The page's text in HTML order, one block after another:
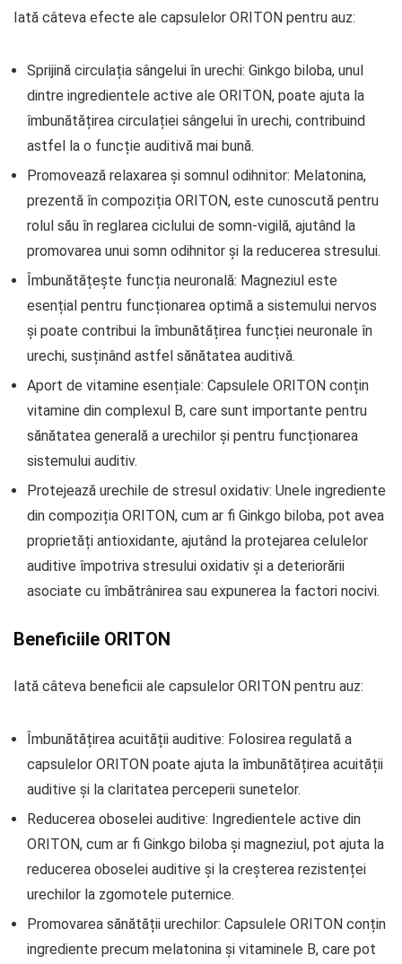
Iată câteva efecte ale capsulelor ORITON pentru auz:
Sprijină circulația sângelui în urechi: Ginkgo biloba, unul
dintre ingredientele active ale ORITON, poate ajuta la
îmbunătățirea circulației sângelui în urechi, contribuind
astfel la o funcție auditivă mai bună.
Promovează relaxarea și somnul odihnitor: Melatonina,
prezentă în compoziția ORITON, este cunoscută pentru
rolul său în reglarea ciclului de somn-vigilă, ajutând la
promovarea unui somn odihnitor și la reducerea stresului.
Îmbunătățește funcția neuronală: Magneziul este
esențial pentru funcționarea optimă a sistemului nervos
și poate contribui la îmbunătățirea funcției neuronale în
urechi, susținând astfel sănătatea auditivă.
Aport de vitamine esențiale: Capsulele ORITON conțin
vitamine din complexul B, care sunt importante pentru
sănătatea generală a urechilor și pentru funcționarea
sistemului auditiv.
Protejează urechile de stresul oxidativ: Unele ingrediente
din compoziția ORITON, cum ar fi Ginkgo biloba, pot avea
proprietăți antioxidante, ajutând la protejarea celulelor
auditive împotriva stresului oxidativ și a deteriorării
asociate cu îmbătrânirea sau expunerea la factori nocivi.
Beneficiile ORITON
Iată câteva beneficii ale capsulelor ORITON pentru auz:
Îmbunătățirea acuității auditive: Folosirea regulată a
capsulelor ORITON poate ajuta la îmbunătățirea acuității
auditive și la claritatea perceperii sunetelor.
Reducerea oboselei auditive: Ingredientele active din
ORITON, cum ar fi Ginkgo biloba și magneziul, pot ajuta la
reducerea oboselei auditive și la creșterea rezistenței
urechilor la zgomotele puternice.
Promovarea sănătății urechilor: Capsulele ORITON conțin
ingrediente precum melatonina și vitaminele B, care pot